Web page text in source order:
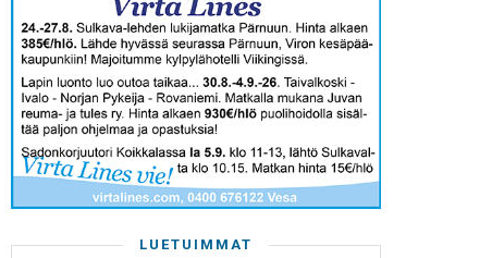
LUETUIMMAT